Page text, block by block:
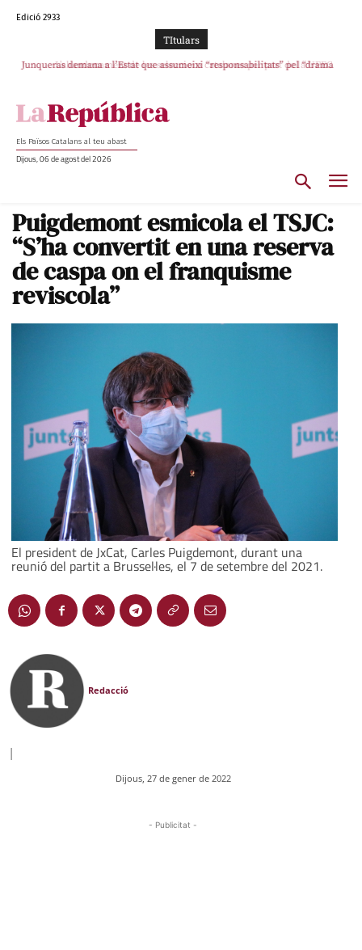
Edició 2933
TItulars
Junqueras demana a l’Estat que assumeixi “responsabilitats” pel “drama
L’abandonament de les seleccions catalanes per part de la UFEC
Els Països Catalans al teu abast
Dijous, 06 de agost del 2026
Puigdemont esmicola el TSJC:
“S’ha convertit en una reserva
de caspa on el franquisme
reviscola”
El president de JxCat, Carles Puigdemont, durant una
reunió del partit a Brussel·les, el 7 de setembre del 2021.
Redacció
|
Dijous, 27 de gener de 2022
- Publicitat -